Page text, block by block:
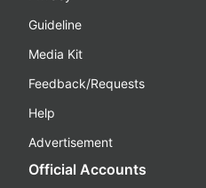
Guideline
Media Kit
Feedback/Requests
Help
Advertisement
Official Accounts